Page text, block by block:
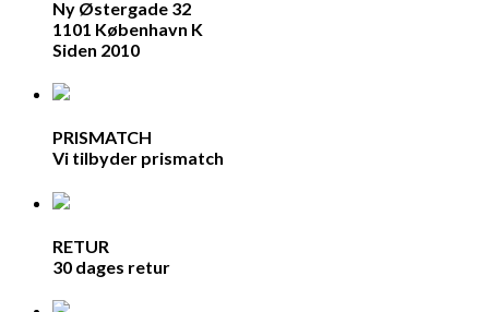
Ny Østergade 32
1101 København K
Siden 2010
PRISMATCH
Vi tilbyder prismatch
RETUR
30 dages retur